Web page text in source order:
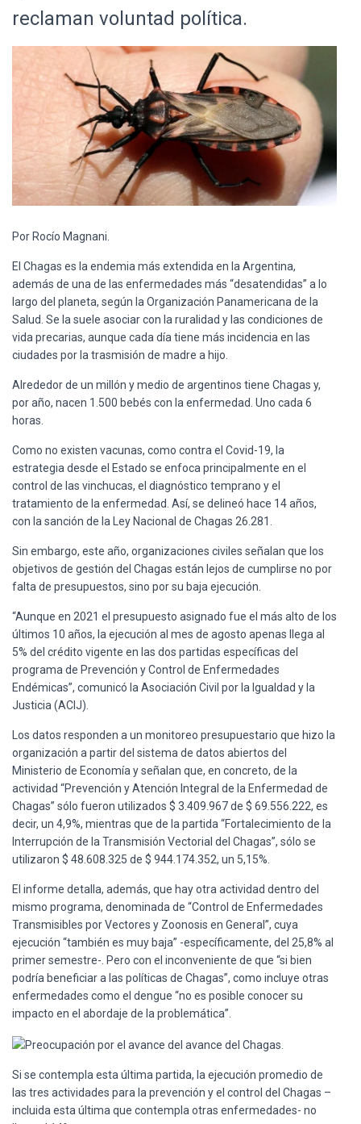
reclaman voluntad política.
Por Rocío Magnani.
El Chagas es la endemia más extendida en la Argentina,
además de una de las enfermedades más “desatendidas” a lo
largo del planeta, según la Organización Panamericana de la
Salud. Se la suele asociar con la ruralidad y las condiciones de
vida precarias, aunque cada día tiene más incidencia en las
ciudades por la trasmisión de madre a hijo.
Alrededor de un millón y medio de argentinos tiene Chagas y,
por año, nacen 1.500 bebés con la enfermedad. Uno cada 6
horas.
Como no existen vacunas, como contra el Covid-19, la
estrategia desde el Estado se enfoca principalmente en el
control de las vinchucas, el diagnóstico temprano y el
tratamiento de la enfermedad. Así, se delineó hace 14 años,
con la sanción de la Ley Nacional de Chagas 26.281.
Sin embargo, este año, organizaciones civiles señalan que los
objetivos de gestión del Chagas están lejos de cumplirse no por
falta de presupuestos, sino por su baja ejecución.
“Aunque en 2021 el presupuesto asignado fue el más alto de los
últimos 10 años, la ejecución al mes de agosto apenas llega al
5% del crédito vigente en las dos partidas específicas del
programa de Prevención y Control de Enfermedades
Endémicas”, comunicó la Asociación Civil por la Igualdad y la
Justicia (ACIJ).
Los datos responden a un monitoreo presupuestario que hizo la
organización a partir del sistema de datos abiertos del
Ministerio de Economía y señalan que, en concreto, de la
actividad “Prevención y Atención Integral de la Enfermedad de
Chagas” sólo fueron utilizados $ 3.409.967 de $ 69.556.222, es
decir, un 4,9%, mientras que de la partida “Fortalecimiento de la
Interrupción de la Transmisión Vectorial del Chagas”, sólo se
utilizaron $ 48.608.325 de $ 944.174.352, un 5,15%.
El informe detalla, además, que hay otra actividad dentro del
mismo programa, denominada de “Control de Enfermedades
Transmisibles por Vectores y Zoonosis en General”, cuya
ejecución “también es muy baja” -específicamente, del 25,8% al
primer semestre-. Pero con el inconveniente de que “si bien
podría beneficiar a las políticas de Chagas”, como incluye otras
enfermedades como el dengue “no es posible conocer su
impacto en el abordaje de la problemática”.
Si se contempla esta última partida, la ejecución promedio de
las tres actividades para la prevención y el control del Chagas –
incluida esta última que contempla otras enfermedades- no